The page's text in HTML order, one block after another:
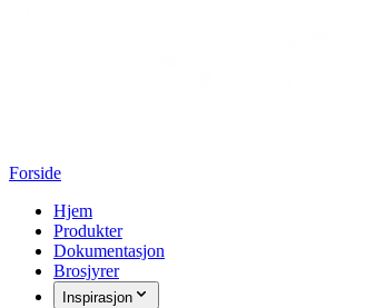
Forside
Hjem
Produkter
Dokumentasjon
Brosjyrer
Inspirasjon